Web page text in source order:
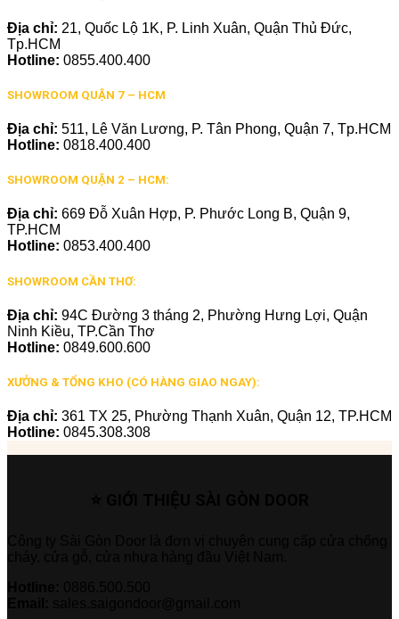
Địa chỉ: 21, Quốc Lộ 1K, P. Linh Xuân, Quận Thủ Đức,
Tp.HCM
Hotline: 0855.400.400
SHOWROOM QUẬN 7 – HCM
Địa chỉ: 511, Lê Văn Lương, P. Tân Phong, Quận 7, Tp.HCM
Hotline: 0818.400.400
SHOWROOM QUẬN 2 – HCM:
Địa chỉ: 669 Đỗ Xuân Hợp, P. Phước Long B, Quận 9,
TP.HCM
Hotline: 0853.400.400
SHOWROOM CẦN THƠ:
Địa chỉ: 94C Đường 3 tháng 2, Phường Hưng Lợi, Quận
Ninh Kiều, TP.Cần Thơ
Hotline: 0849.600.600
XƯỞNG & TỔNG KHO (CÓ HÀNG GIAO NGAY):
Địa chỉ: 361 TX 25, Phường Thạnh Xuân, Quận 12, TP.HCM
Hotline: 0845.308.308